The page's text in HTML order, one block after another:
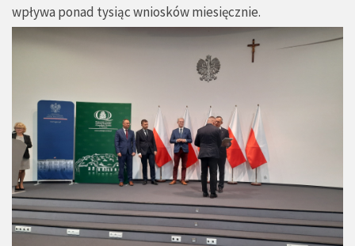
wpływa ponad tysiąc wniosków miesięcznie.